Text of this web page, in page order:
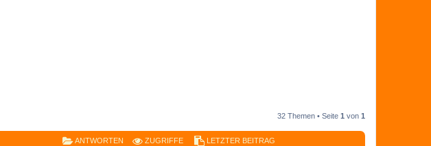
32 Themen • Seite 1 von 1
ANTWORTEN ZUGRIFFE LETZTER BEITRAG